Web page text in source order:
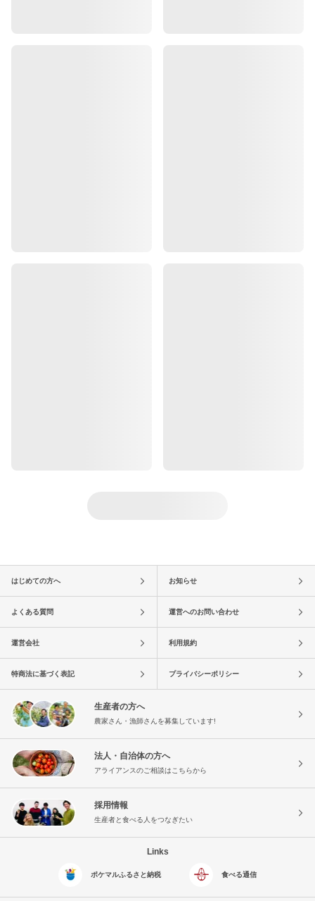
はじめての方へ お知らせ
よくある質問 運営へのお問い合わせ
運営会社 利用規約
特商法に基づく表記 プライバシーポリシー
生産者の方へ
農家さん・漁師さんを募集しています!
法人・自治体の方へ
アライアンスのご相談はこちらから
採用情報
生産者と食べる人をつなぎたい
Links
ポケマルふるさと納税 食べる通信